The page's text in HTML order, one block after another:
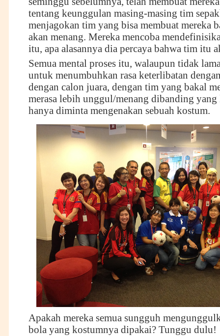
tentang keunggulan masing-masing tim
menjagokan tim yang bisa membuat mereka
akan menang. Mereka mencoba
itu, apa alasannya dia percaya bahwa tim itu
Semua mental proses itu, walaupun tidak
untuk menumbuhkan rasa keterlibatan
dengan calon juara, dengan tim yang bakal
merasa lebih unggul/menang dibanding
hanya diminta mengenakan sebuah kostum.
Apakah mereka semua sungguh
bola yang kostumnya dipakai? Tunggu dulu!